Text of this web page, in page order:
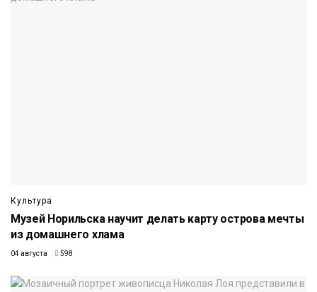
Культура
Музей Норильска научит делать карту острова мечты
из домашнего хлама
04 августа 598